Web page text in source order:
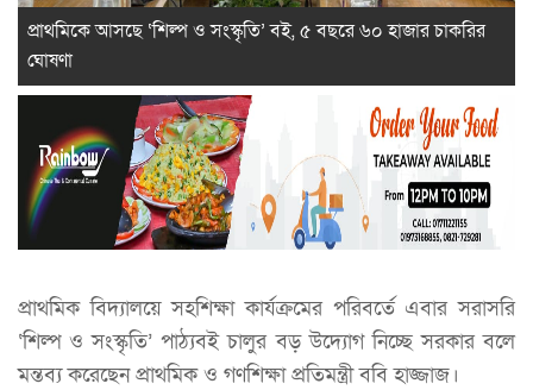
প্রাথমিকে আসছে ‘শিল্প ও সংস্কৃতি’ বই, ৫ বছরে ৬০ হাজার চাকরির
ঘোষণা
প্রাথমিক বিদ্যালয়ে সহশিক্ষা কার্যক্রমের পরিবর্তে এবার সরাসরি
‘শিল্প ও সংস্কৃতি’ পাঠ্যবই চালুর বড় উদ্যোগ নিচ্ছে সরকার বলে
মন্তব্য করেছেন প্রাথমিক ও গণশিক্ষা প্রতিমন্ত্রী ববি হাজ্জাজ।